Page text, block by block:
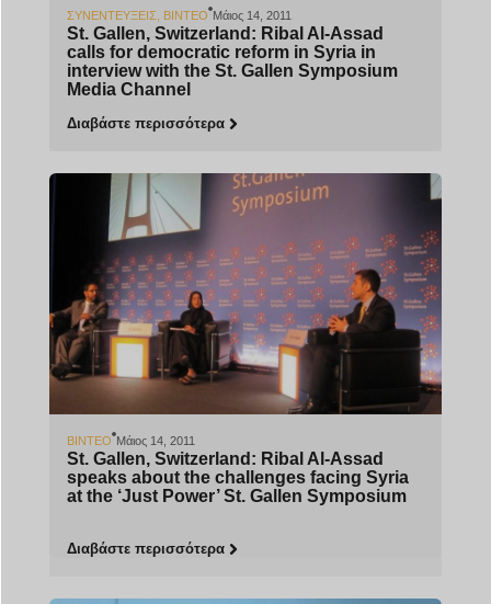
ΣΥΝΕΝΤΕΎΞΕΙΣ ΒΊΝΤΕΟ Μάιος 14, 2011
St. Gallen, Switzerland: Ribal Al-Assad
calls for democratic reform in Syria in
interview with the St. Gallen Symposium
Media Channel
Διαβάστε περισσότερα
ΒΊΝΤΕΟ Μάιος 14, 2011
St. Gallen, Switzerland: Ribal Al-Assad
speaks about the challenges facing Syria
at the ‘Just Power’ St. Gallen Symposium
Διαβάστε περισσότερα